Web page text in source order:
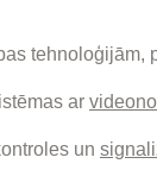
tehnoloģijām,
ar
un